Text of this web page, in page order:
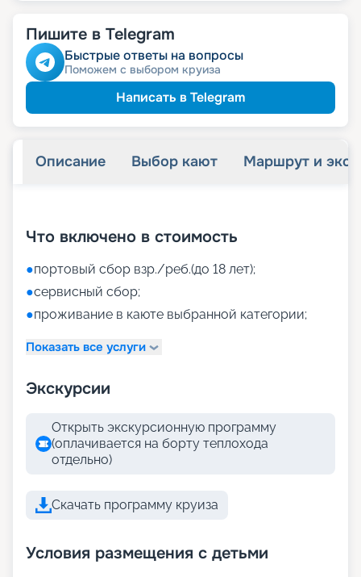
Пишите в Telegram
Быстрые ответы на вопросы
Поможем с выбором круиза
Написать в Telegram
Описание Выбор кают Маршрут и
Что включено в стоимость
●портовый сбор взр./реб.(до 18 лет);
●сервисный сбор;
●проживание в каюте выбранной категории;
Показать все услуги
Экскурсии
Открыть экскурсионную программу
(оплачивается на борту теплохода
отдельно)
Скачать программу круиза
Условия размещения с детьми